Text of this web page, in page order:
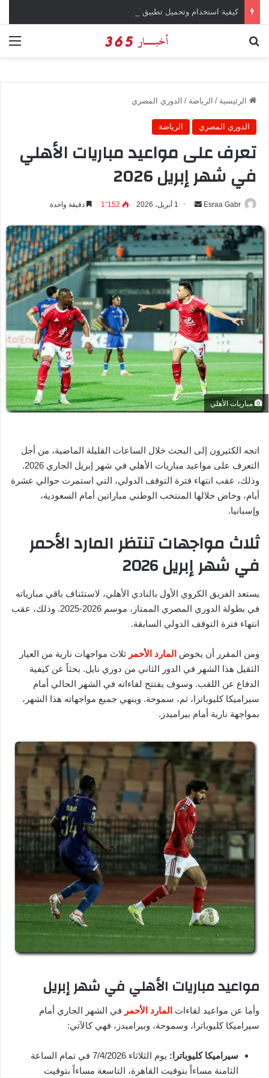
الرئيسية / الرياضة / الدوري المصري
الدوري المصري الرياضة
تعرف على مواعيد مباريات الأهلي
في شهر إبريل 2026
Esraa Gabr
س
ل
ب
ر
ي
د
ا
إ
ل
ك
ت
ر
و
1 أبريل، 2026 1٬152 دقيقة واحدة
مباريات الأهلي
اتجه الكثيرون إلى البحث خلال الساعات القليلة الماضية، من أجل
التعرف على مواعيد مباريات الأهلي في شهر إبريل الجاري 2026.
وذلك، عقب انتهاء فترة التوقف الدولي، التي استمرت حوالي عشرة
أيام، وخاض خلالها المنتخب الوطني مباراتين أمام السعودية،
وإسبانيا.
ثلاث مواجهات تنتظر المارد الأحمر
في شهر إبريل 2026
يستعد الفريق الكروي الأول بالنادي الأهلي، لاستئناف باقي مبارياته
في بطولة الدوري المصري الممتاز، موسم 2026-2025. وذلك، عقب
انتهاء فترة التوقف الدولي السابقة.
ومن المقرر أن يخوض المارد الأحمر ثلاث مواجهات نارية من العيار
الثقيل هذا الشهر في الدور الثاني من دوري نايل. بحثاً عن كيفية
الدفاع عن اللقب. وسوف يفتتح لقاءاته في الشهر الحالي أمام
سيراميكا كليوباترا، ثم، سموحة. وينهي جميع مواجهاته هذا الشهر،
بمواجهة نارية أمام بيراميدز.
مواعيد مباريات الأهلي في شهر إبريل
وأما عن مواعيد لقاءات المارد الأحمر في الشهر الجاري أمام
سيراميكا كليوباترا، وسموحة، وبيراميدز، فهي كالآتي:
سيراميكا كليوباترا:
يوم الثلاثاء 7/4/2026 في تمام الساعة
الثامنة مساءاً بتوقيت القاهرة، التاسعة مساءاً بتوقيت